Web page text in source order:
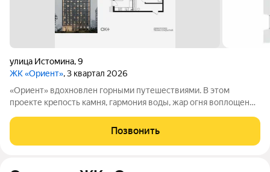
улица Истомина,9
ЖК «Ориент», 3 квартал 2026
«Ориент» вдохновлен горными путешествиями. В этом
проекте крепость камня, гармония воды, жар огня воплощены
технологиями. Здесь вы получите повседневность,
наполненную яркими моментами и приятной
Позвонить